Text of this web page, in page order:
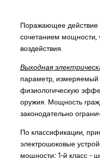
Поражающее
сочетанием мощности,
воздействия.
Выходная
параметр, измеряемый
физиологическую
оружия. Мощность
законодательно
По классификации,
электрошоковые
мощности: 1-й класс -